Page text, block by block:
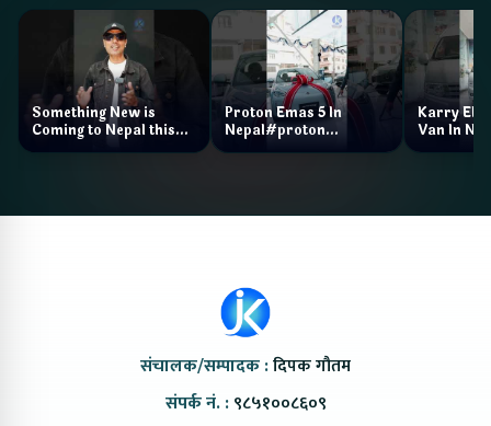
Something New is
Coming to Nepal this
NAIMA Mobility Expo
Proton Emas 5 In
Nepal#proton
Karry
Van In
Bazar II
संचालक/सम्पादक :दिपक गौतम
संपर्क नं. : ९८५१००८६०९